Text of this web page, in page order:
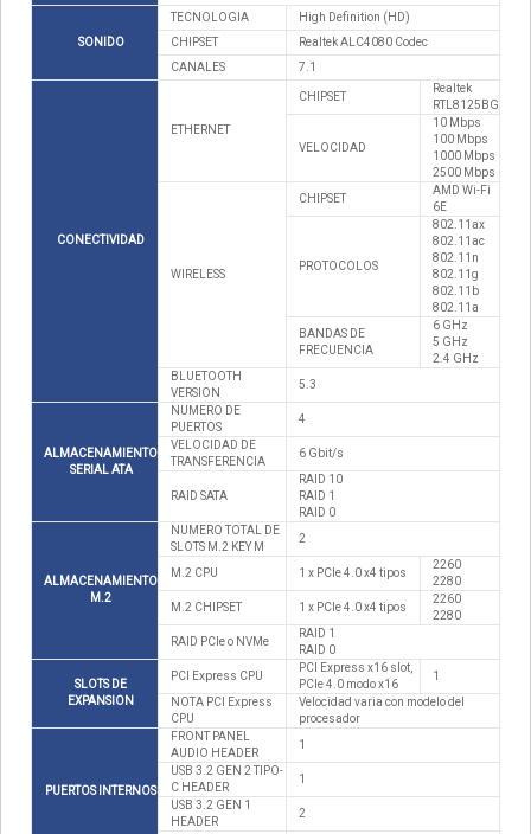
SONIDO
TECNOLOGIA
High Definition (HD)
CHIPSET
Realtek ALC4080 Codec
CANALES
7.1
CONECTIVIDAD
ETHERNET
CHIPSET
Realtek
RTL8125BG
VELOCIDAD
10 Mbps
100 Mbps
1000 Mbps
2500 Mbps
WIRELESS
CHIPSET
AMD Wi-Fi
6E
PROTOCOLOS
802.11ax
802.11ac
802.11n
802.11g
802.11b
802.11a
BANDAS DE
FRECUENCIA
6 GHz
5 GHz
2.4 GHz
BLUETOOTH
VERSION
5.3
ALMACENAMIENTO
SERIAL ATA
NUMERO DE
PUERTOS
4
VELOCIDAD DE
TRANSFERENCIA
6 Gbit/s
RAID SATA
RAID 10
RAID 1
RAID 0
ALMACENAMIENTO
M.2
NUMERO TOTAL DE
SLOTS M.2 KEY M
2
M.2 CPU 1 x PCIe 4.0 x4 tipos
2260
2280
M.2 CHIPSET
1 x PCIe 4.0 x4 tipos
2260
2280
RAID PCIe o NVMe
RAID 1
RAID 0
SLOTS DE
EXPANSION
PCI Express CPU
PCI Express x16 slot,
PCIe 4.0 modo x16
1
NOTA PCI Express
CPU
Velocidad varia con modelo del
procesador
PUERTOS INTERNOS
FRONT PANEL
AUDIO HEADER
1
USB 3.2 GEN 2 TIPO-
C HEADER
1
USB 3.2 GEN 1
HEADER
2